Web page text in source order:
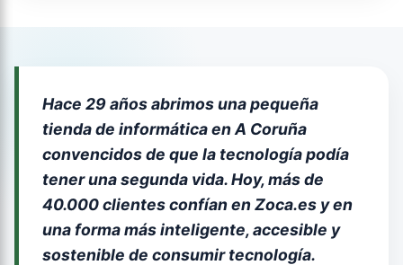
Hace 29 años abrimos una pequeña
tienda de informática en A Coruña
convencidos de que la tecnología podía
tener una segunda vida. Hoy, más de
40.000 clientes confían en Zoca.es y en
una forma más inteligente, accesible y
sostenible de consumir tecnología.